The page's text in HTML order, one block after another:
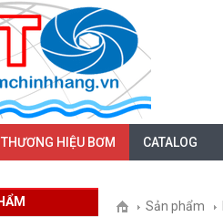
THƯƠNG HIỆU BƠM CATALOG
Sản phẩm